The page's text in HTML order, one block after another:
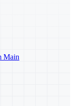
Main